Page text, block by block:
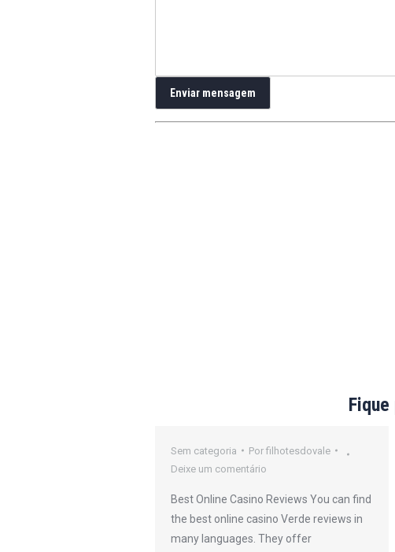
Sem categoria Por filhotesdovale
Deixe um comentário
Best Online Casino Reviews You can find
the best online casino Verde reviews in
many languages. They offer